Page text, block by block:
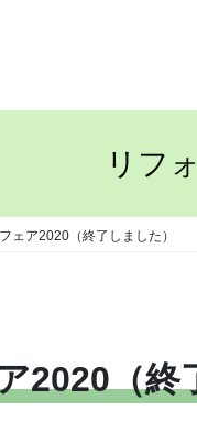
リフ
ェア2020（終了しました）
2020（終